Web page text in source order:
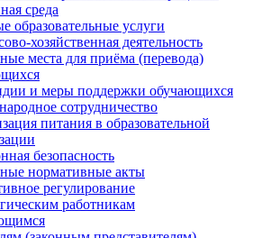
среда
образовательные услуги
хозяйственная деятельность
места для приёма (перевода)
и меры поддержки обучающихся
сотрудничество
питания в образовательной
безопасность
нормативные акты
регулирование
работникам